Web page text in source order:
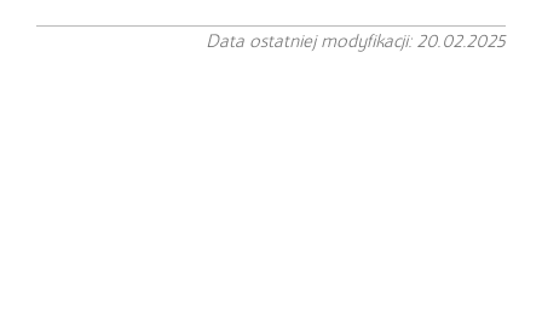
Data ostatniej modyfikacji: 20.02.2025